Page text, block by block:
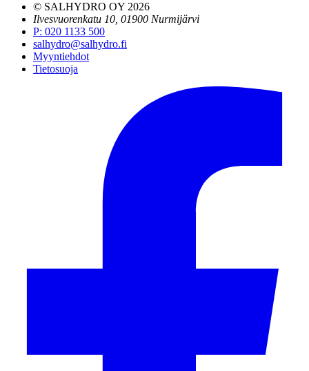
© SALHYDRO OY 2026
Ilvesvuorenkatu 10, 01900 Nurmijärvi
P: 020 1133 500
salhydro@salhydro.fi
Myyntiehdot
Tietosuoja